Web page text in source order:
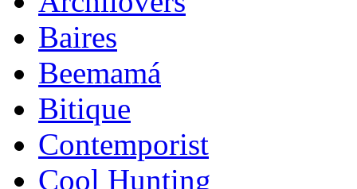
Baires
Beemamá
Bitique
Contemporist
Cool Hunting